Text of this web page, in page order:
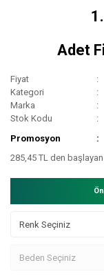
Adet
Fiyat
Kategori
Marka
Stok Kodu
Promosyon
285,45 TL den